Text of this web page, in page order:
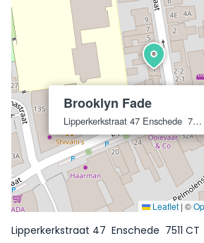
Brooklyn Fade
Lipperkerkstraat 47 Enschede 7511 CT
Leaflet | ©
Lipperkerkstraat 47 Enschede 7511 CT